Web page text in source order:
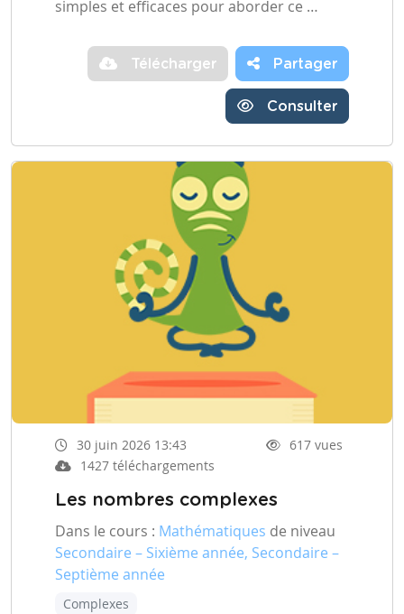
simples et efficaces pour aborder ce …
Télécharger Partager
Consulter
30 juin 2026 13:43
617 vues
1427 téléchargements
Les nombres complexes
Dans le cours : Mathématiques de niveau
Secondaire – Sixième année, Secondaire –
Septième année
Complexes